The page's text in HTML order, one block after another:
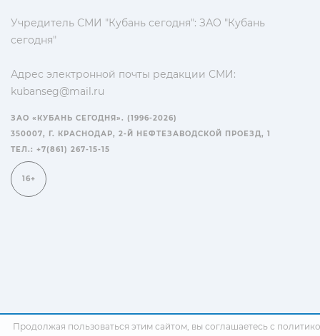
Учредитель СМИ "Кубань сегодня": ЗАО "Кубань
сегодня"
Адрес электронной почты редакции СМИ:
kubanseg@mail.ru
ЗАО «КУБАНЬ СЕГОДНЯ». (1996-2026)
350007, Г. КРАСНОДАР, 2-Й НЕФТЕЗАВОДСКОЙ ПРОЕЗД, 1
ТЕЛ.: +7(861) 267-15-15
16+
Продолжая пользоваться этим сайтом, вы соглашаетесь с